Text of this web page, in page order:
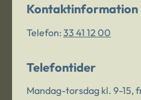
Kontaktinformation
Telefon: 33 41 12 00
Telefontider
Mandag-torsdag kl. 9-15,